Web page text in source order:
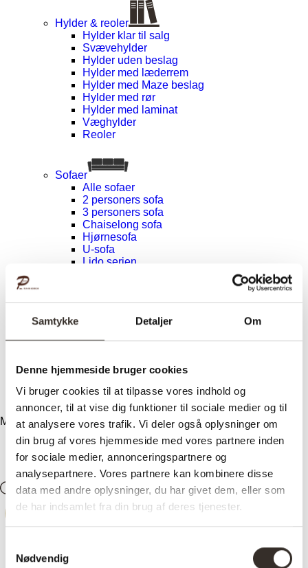
Samtykke Detaljer Om
Denne hjemmeside bruger cookies
Vi bruger cookies til at tilpasse vores indhold og
annoncer, til at vise dig funktioner til sociale medier og til
at analysere vores trafik. Vi deler også oplysninger om
din brug af vores hjemmeside med vores partnere inden
for sociale medier, annonceringspartnere og
analysepartnere. Vores partnere kan kombinere disse
data med andre oplysninger, du har givet dem, eller som
de har indsamlet fra din brug af deres tjenester.
Nødvendig
Hylder & reoler
Hylder klar til salg
Svævehylder
Hylder uden beslag
Hylder med læderrem
Hylder med Maze beslag
Hylder med rør
Hylder med laminat
Væghylder
Reoler
Sofaer
Alle sofaer
2 personers sofa
3 personers sofa
Chaiselong sofa
Hjørnesofa
U-sofa
Lido serien
Inspiration
Om træet
Returnering
Reklamation
Kontakt
Menu
Søg Konto 0Kurv
36%